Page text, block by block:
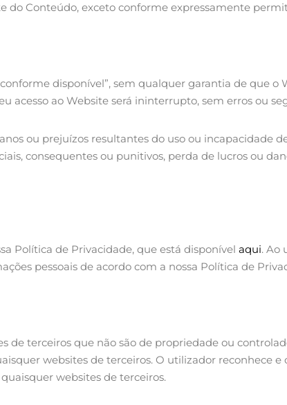
do Conteúdo, exceto conforme expressamente
disponível”, sem qualquer garantia de que o
acesso ao Website será ininterrupto, sem erros ou
ou prejuízos resultantes do uso ou incapacidade
consequentes ou punitivos, perda de lucros ou
Política de Privacidade, que está disponível aqui. Ao
pessoais de acordo com a nossa Política de
de terceiros que não são de propriedade ou
websites de terceiros. O utilizador reconhece
websites de terceiros.